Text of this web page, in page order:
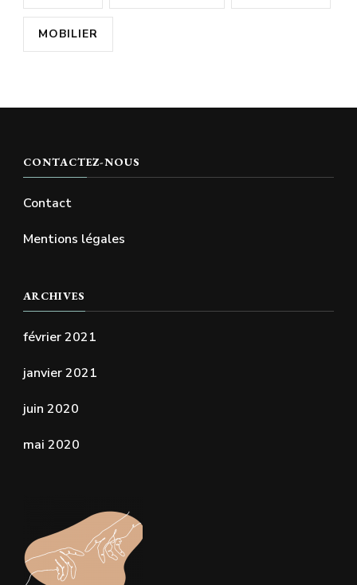
MOBILIER
CONTACTEZ-NOUS
Contact
Mentions légales
ARCHIVES
février 2021
janvier 2021
juin 2020
mai 2020